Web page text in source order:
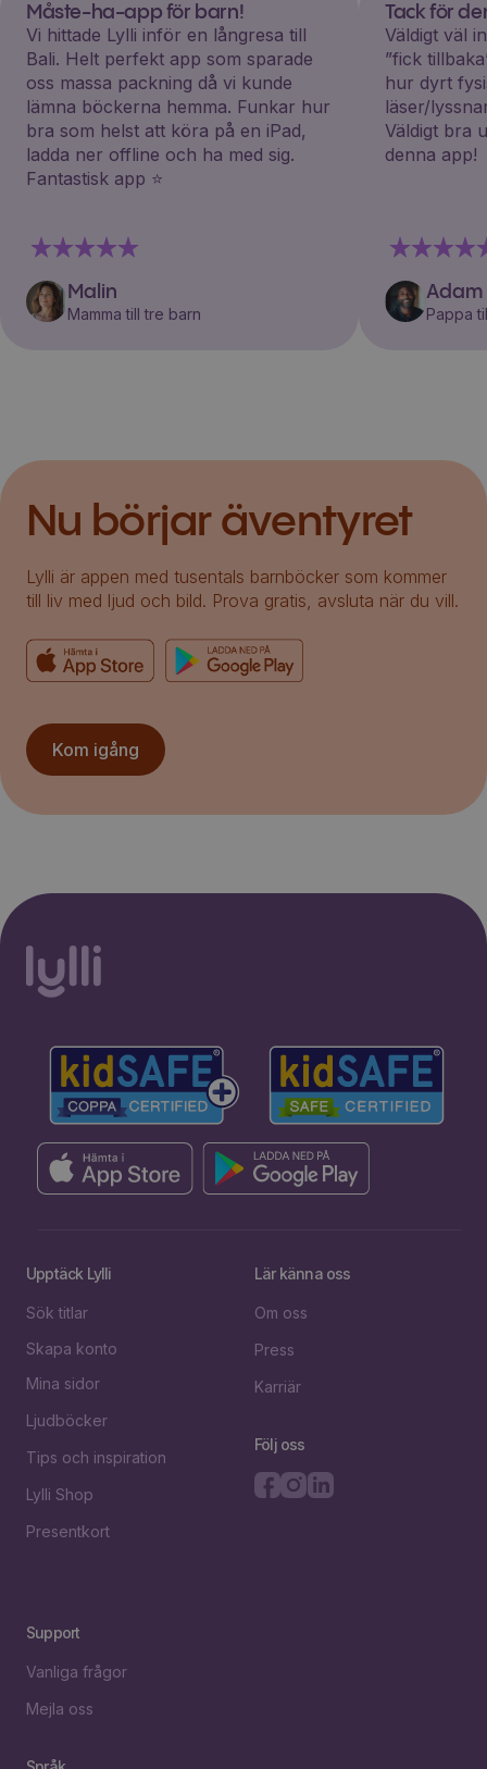
Måste-ha-app för barn!
Vi hittade Lylli inför en långresa till
Bali. Helt perfekt app som sparade
oss massa packning då vi kunde
lämna böckerna hemma. Funkar hur
bra som helst att köra på en iPad,
ladda ner offline och ha med sig.
Fantastisk app ⭐️
Malin
Mamma till tre barn
Tack för
Väldigt väl
”fick
hur dyrt
läser/
Väldigt bra
denna app!
Adam
Pappa
Nu börjar äventyret
Lylli är appen med tusentals barnböcker som kommer
till liv med ljud och bild. Prova gratis, avsluta när du vill.
Kom igång
Upptäck Lylli
Sök titlar
Skapa konto
Mina sidor
Ljudböcker
Tips och inspiration
Lylli Shop
Presentkort
Lär känna oss
Om oss
Press
Karriär
Följ oss
Support
Vanliga frågor
Mejla oss